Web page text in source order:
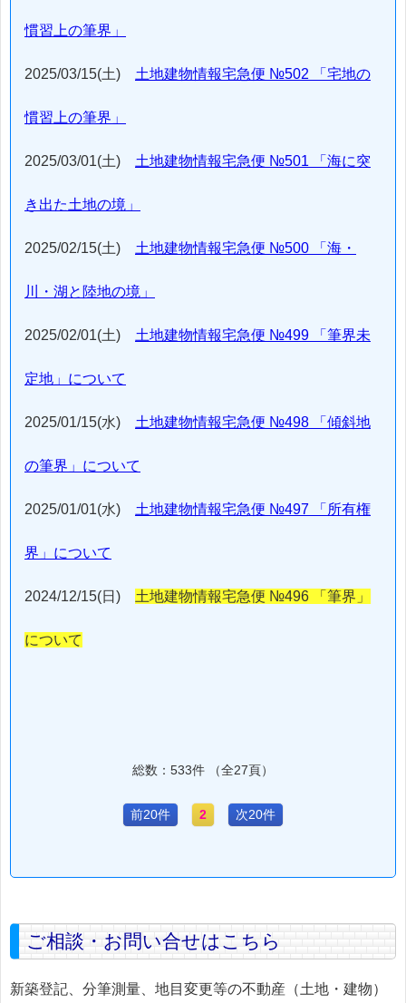
慣習上の筆界」
2025/03/15(土) 土地建物情報宅急便 №502 「宅地の
慣習上の筆界」
2025/03/01(土) 土地建物情報宅急便 №501 「海に突
き出た土地の境」
2025/02/15(土) 土地建物情報宅急便 №500 「海・
川・湖と陸地の境」
2025/02/01(土) 土地建物情報宅急便 №499 「筆界未
定地」について
2025/01/15(水) 土地建物情報宅急便 №498 「傾斜地
の筆界」について
2025/01/01(水) 土地建物情報宅急便 №497 「所有権
界」について
2024/12/15(日) 土地建物情報宅急便 №496 「筆界」
について
総数：533件 （全27頁）
前20件 2 次20件
ご相談・お問い合せはこちら
新築登記、分筆測量、地目変更等の不動産（土地・建物）